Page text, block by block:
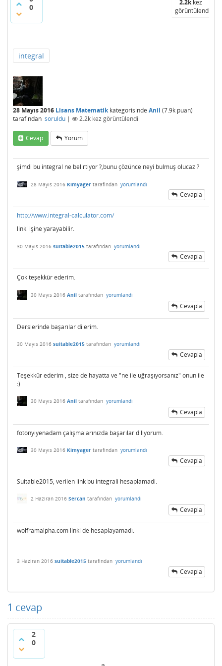
0
2.2kkez
görüntülendi
integral
28 Mayıs 2016 Lisans Matematikkategorisinde Anil (7.9k puan)
tarafından soruldu | 2.2k kez görüntülendi
Cevap Yorum
şimdi bu integral ne belirtiyor ?,bunu çözünce neyi bulmuş olucaz ?
28 Mayıs 2016 Kimyager tarafından yorumlandı
Cevapla
http://www.integral-calculator.com/
linki işine yarayabilir.
30 Mayıs 2016 suitable2015 tarafından yorumlandı
Cevapla
Çok teşekkür ederim.
30 Mayıs 2016 Anil tarafından yorumlandı
Cevapla
Derslerinde başarılar dilerim.
30 Mayıs 2016 suitable2015 tarafından yorumlandı
Cevapla
Teşekkür ederim , size de hayatta ve "ne ile uğraşıyorsanız" onun ile
:)
30 Mayıs 2016 Anil tarafından yorumlandı
Cevapla
fotonyiyenadam çalışmalarınızda başarılar diliyorum.
30 Mayıs 2016 Kimyager tarafından yorumlandı
Cevapla
Suitable2015, verilen link bu integrali hesaplamadi.
2 Haziran 2016 Sercan tarafından yorumlandı
Cevapla
wolframalpha.com linki de hesaplayamadı.
3 Haziran 2016 suitable2015 tarafından yorumlandı
Cevapla
1 cevap
2
0